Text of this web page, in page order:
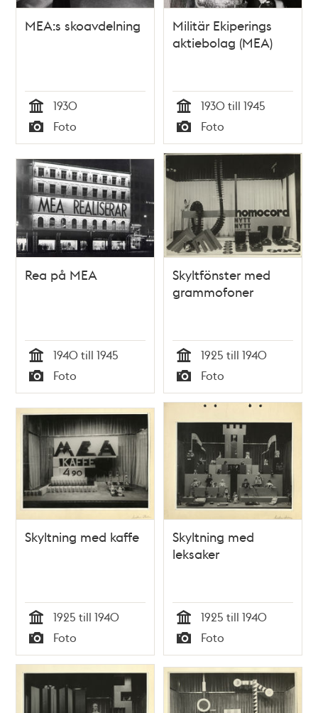
MEA:s skoavdelning
Tid
1930
Typ
Foto
Militär Ekiperings
aktiebolag (MEA)
Tid
1930 till 1945
Typ
Foto
Rea på MEA
Tid
1940 till 1945
Typ
Foto
Skyltfönster med
grammofoner
Tid
1925 till 1940
Typ
Foto
Skyltning med kaffe
Tid
1925 till 1940
Typ
Foto
Skyltning med
leksaker
Tid
1925 till 1940
Typ
Foto